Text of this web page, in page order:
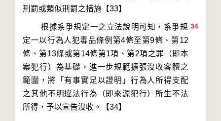
34
        根據系爭規定一之立法說明可知，系爭規
定一以行為人犯毒品條例第4條至第9條、第12
條、第13條或第14條第1項、第2項之罪（即本
案犯行）為基礎，進一步規範擴張沒收客體之
範圍，將「有事實足以證明」行為人所得支配
之其他不明違法行為（即來源犯行）所生不法